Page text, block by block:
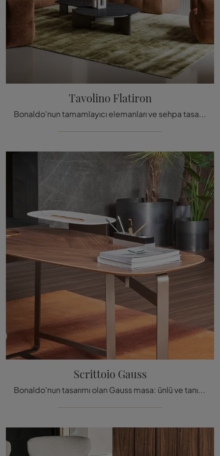
Tavolino Flatiron
Bonaldo'nun tamamlayıcı elemanları ve sehpa tasarımları: Tasarım mekanlarınızı Tavolino Flatiron modeliyle nasıl
Scrittoio Gauss
Bonaldo'nun tasarımı olan Gauss masa: ünlü ve tanınmış markanın ahşap tasarımları hakkında bilgi almak için tıklayın!